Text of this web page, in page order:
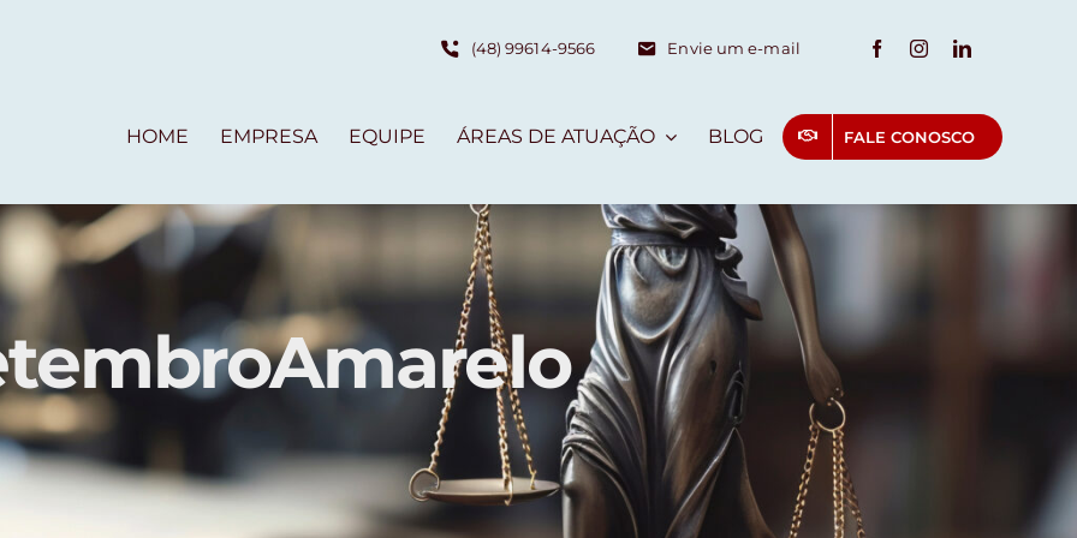
(48) 99614-9566 Envie um e-mail
HOME EMPRESA EQUIPE ÁREAS DE ATUAÇÃO BLOG FALE CONOSCO